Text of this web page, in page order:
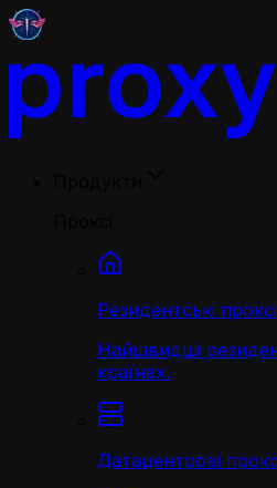
Резидентські проксі
Найшвидші
країнах.
Датацентрові